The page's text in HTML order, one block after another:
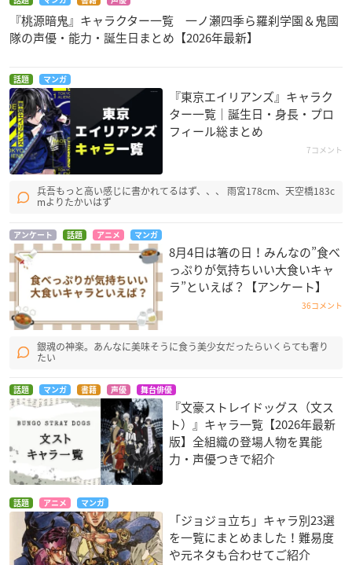
『桃源暗鬼』キャラクター一覧 一ノ瀬四季ら羅刹学園＆鬼國
隊の声優・能力・誕生日まとめ【2026年最新】
話題 マンガ
『東京エイリアンズ』キャラク
ター一覧｜誕生日・身長・プロ
フィール総まとめ
7コメント
兵吾もっと高い感じに書かれてるはず、、、 雨宮178cm、天空橋183c
mよりたかいはず
アンケート 話題 アニメ マンガ
8月4日は箸の日！みんなの”食べ
っぷりが気持ちいい大食いキャ
ラ”といえば？【アンケート】
36コメント
銀魂の神楽。あんなに美味そうに食う美少女だったらいくらても奢り
たい
話題 マンガ 書籍 声優 舞台俳優
『文豪ストレイドッグス（文ス
ト）』キャラ一覧【2026年最新
版】全組織の登場人物を異能
力・声優つきで紹介
話題 アニメ マンガ
「ジョジョ立ち」キャラ別23選
を一覧にまとめました！難易度
や元ネタも合わせてご紹介